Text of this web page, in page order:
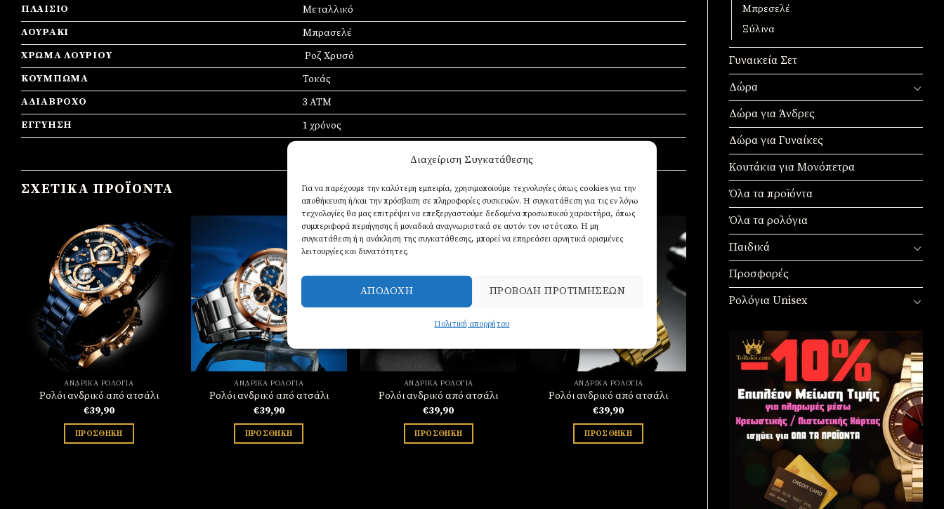
Διαχείριση Συγκατάθεσης
Για να παρέχουμε την καλύτερη εμπειρία, χρησιμοποιούμε τεχνολογίες όπως cookies για την
αποθήκευση ή/και την πρόσβαση σε πληροφορίες συσκευών. Η συγκατάθεση για τις εν λόγω
τεχνολογίες θα μας επιτρέψει να επεξεργαστούμε δεδομένα προσωπικού χαρακτήρα, όπως
συμπεριφορά περιήγησης ή μοναδικά αναγνωριστικά σε αυτόν τον ιστότοπο. Η μη
συγκατάθεση ή η ανάκληση της συγκατάθεσης, μπορεί να επηρεάσει αρνητικά ορισμένες
λειτουργίες και δυνατότητες.
ΑΠΟΔΟΧΉ ΠΡΟΒΟΛΉ ΠΡΟΤΙΜΉΣΕΩΝ
Πολιτική απορρήτου
Μπρεσελέ
Ξύλινα
Γυναικεία Σετ
Δώρα
Δώρα για Άνδρες
Δώρα για Γυναίκες
Κουτάκια για Μονόπετρα
Όλα τα προϊόντα
Όλα τα ρολόγια
Παιδικά
Προσφορές
Ρολόγια Unisex
ΠΛΑΊΣΙΟ
Mεταλλικό
ΛΟΥΡΆΚΙ
Μπρασελέ
ΧΡΏΜΑ ΛΟΥΡΙΟΎ
Ροζ Χρυσό
ΚΟΎΜΠΩΜΑ
Τοκάς
ΑΔΙΆΒΡΟΧΟ
3 ΑΤΜ
ΕΓΓΎΗΣΗ
1 χρόνος
ΣΧΕΤΙΚΆ ΠΡΟΪΌΝΤΑ
Πρόσθήκη
στην
λίστα
επιθυμιών
ΑΝΔΡΙΚΆ ΡΟΛΌΓΙΑ
Ρολόι ανδρικό από ατσάλι
€39,90
ΠΡΟΣΘΉΚΗ
Πρόσθήκη
επιθυμιών
ΑΝΔΡΙΚΆ ΡΟΛΌΓΙΑ
Ρολόι ανδρικό από ατσάλι
€39,90
ΠΡΟΣΘΉΚΗ
Πρόσθήκη
στην
επιθυμιών
ΑΝΔΡΙΚΆ ΡΟΛΌΓΙΑ
Ρολόι ανδρικό από ατσάλι
€39,90
ΠΡΟΣΘΉΚΗ
Πρόσθήκη
λίστα
επιθυμιών
ΑΝΔΡΙΚΆ ΡΟΛΌΓΙΑ
Ρολόι ανδρικό από ατσάλι
€39,90
ΠΡΟΣΘΉΚΗ